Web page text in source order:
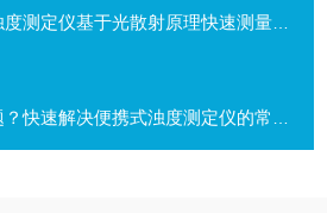
仪基于光散射原理快速测量液体中悬浮颗粒物浓度
快速解决便携式浊度测定仪的常见故障！